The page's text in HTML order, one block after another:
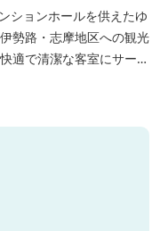
ションホールを供えたゆ
勢路・志摩地区への観光
適で清潔な客室にサービ
フ場に至近。